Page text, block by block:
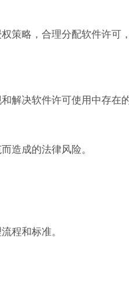
策略，合理分配软件许可
解决软件许可使用中存在的
造成的法律风险。
程和标准。